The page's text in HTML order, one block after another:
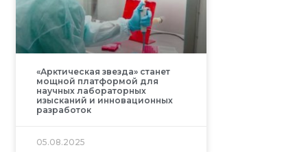
«Арктическая звезда» станет
мощной платформой для
научных лабораторных
изысканий и инновационных
разработок
05.08.2025